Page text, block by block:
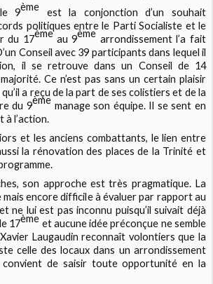
9ème est la conjonction d’un souhait
politiques entre le Parti Socialiste et le
du 17ème au 9ème arrondissement l’a fait
Conseil avec 39 participants dans lequel il
il se retrouve dans un Conseil de 14
Ce n’est pas sans un certain plaisir
qu’il a reçu de la part de ses colistiers et de la
du 9ème manage son équipe. Il se sent en
à l’action.
et les anciens combattants, le lien entre
la rénovation des places de la Trinité et
son approche est très pragmatique. La
encore difficile à évaluer par rapport au
ne lui est pas inconnu puisqu’il suivait déjà
17ème et aucune idée préconçue ne semble
Laugaudin reconnaît volontiers que la
celle des locaux dans un arrondissement
convient de saisir toute opportunité en la